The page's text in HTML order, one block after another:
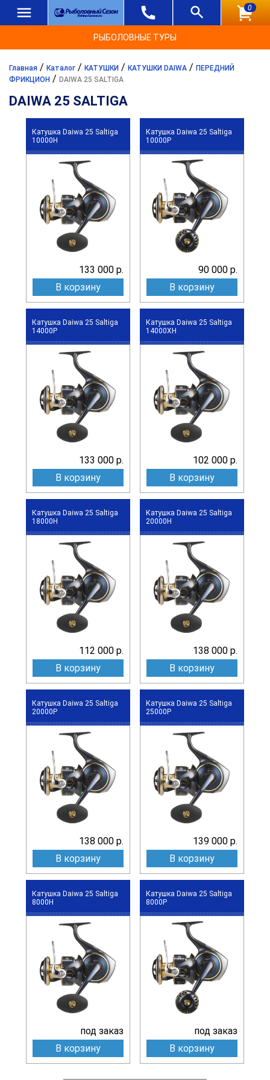
0
РЫБОЛОВНЫЕ ТУРЫ
Главная / Каталог / КАТУШКИ / КАТУШКИ DAIWA / ПЕРЕДНИЙ
ФРИКЦИОН / DAIWA 25 SALTIGA
DAIWA 25 SALTIGA
Катушка Daiwa 25 Saltiga
10000H
133 000 р.
В корзину
Катушка Daiwa 25 Saltiga
10000P
90 000 р.
В корзину
Катушка Daiwa 25 Saltiga
14000P
133 000 р.
В корзину
Катушка Daiwa 25 Saltiga
14000XH
102 000 р.
В корзину
Катушка Daiwa 25 Saltiga
18000H
112 000 р.
В корзину
Катушка Daiwa 25 Saltiga
20000H
138 000 р.
В корзину
Катушка Daiwa 25 Saltiga
20000P
138 000 р.
В корзину
Катушка Daiwa 25 Saltiga
25000P
139 000 р.
В корзину
Катушка Daiwa 25 Saltiga
8000H
под заказ
В корзину
Катушка Daiwa 25 Saltiga
8000P
под заказ
В корзину